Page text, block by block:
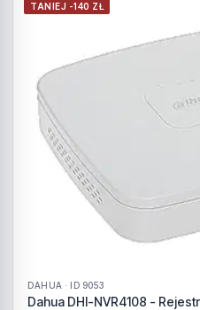
TANIEJ -140 ZŁ
DAHUA · ID 9053
Dahua DHI-NVR4108 -